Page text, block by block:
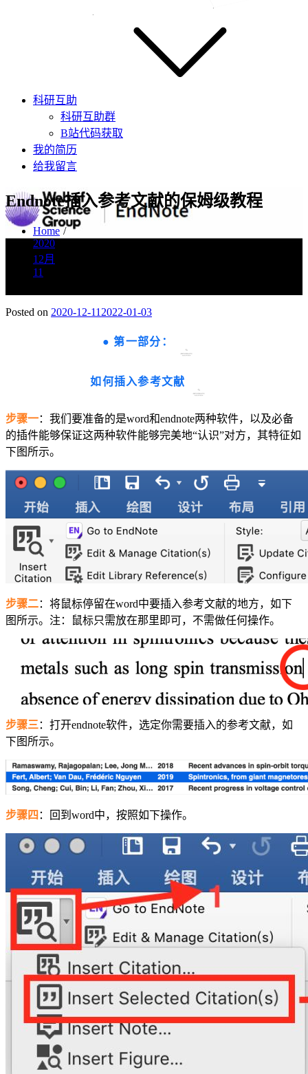
科研互助
科研互助群
B站代码获取
我的简历
给我留言
Endnote插入参考文献的保姆级教程
Home
2020
12月
11
Posted on 2020-12-11 2022-01-03
●第一部分：
如何插入参考文献
步骤一：我们要准备的是word和endnote两种软件，以及必备
的插件能够保证这两种软件能够完美地“认识”对方，其特征如
下图所示。
步骤二：将鼠标停留在word中要插入参考文献的地方，如下
图所示。注：鼠标只需放在那里即可，不需做任何操作。
步骤三：打开endnote软件，选定你需要插入的参考文献，如
下图所示。
步骤四 ：回到word中，按照如下操作。